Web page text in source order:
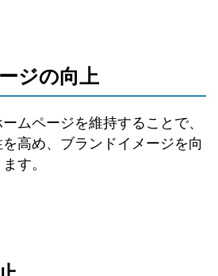
ジの向上
ムページを維持することで、
高め、ブランドイメージを向
す。